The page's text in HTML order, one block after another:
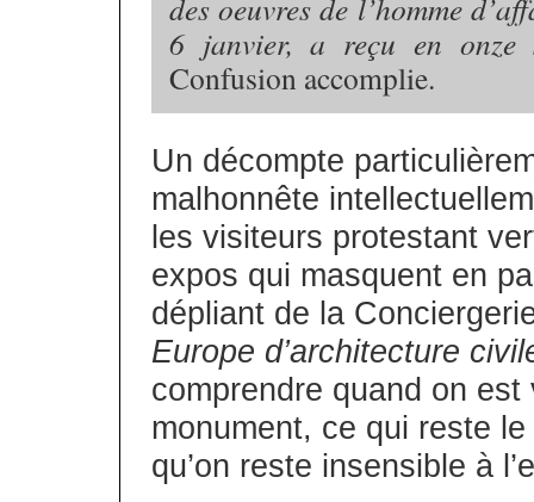
des oeuvres de l’homme
6 janvier, a reçu en onze
Confusion accomplie.
Un décompte
malhonnête
les visiteurs protestant
expos qui masquent en
dépliant de la
Europe d’architecture
comprendre quand on
monument, ce qui reste
qu’on reste insensible à